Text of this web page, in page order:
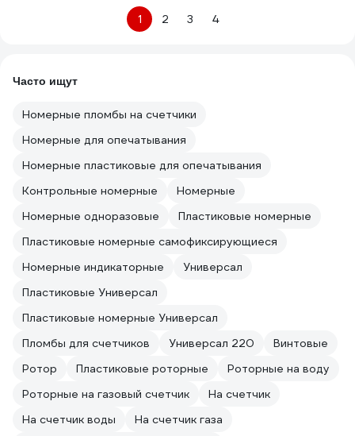
1 2 3 4
Часто ищут
Номерные пломбы на счетчики
Номерные для опечатывания
Номерные пластиковые для опечатывания
Контрольные номерные
Номерные
Номерные одноразовые
Пластиковые номерные
Пластиковые номерные самофиксирующиеся
Номерные индикаторные
Универсал
Пластиковые Универсал
Пластиковые номерные Универсал
Пломбы для счетчиков
Универсал 220
Винтовые
Ротор
Пластиковые роторные
Роторные на воду
Роторные на газовый счетчик
На счетчик
На счетчик воды
На счетчик газа